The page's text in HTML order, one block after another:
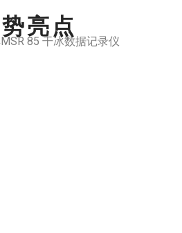
亮点
85 干冰数据记录仪